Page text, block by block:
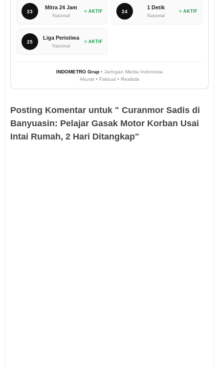
23
Mitra 24 Jam
Nasional
AKTIF 24
1 Detik
Nasional
AKTIF
25
Liga Peristiwa
Nasional
AKTIF
INDOMETRO Grup • Jaringan Media Indonesia
Akurat • Faktual • Realistis
Posting Komentar untuk " Curanmor Sadis di
Banyuasin: Pelajar Gasak Motor Korban Usai
Intai Rumah, 2 Hari Ditangkap"